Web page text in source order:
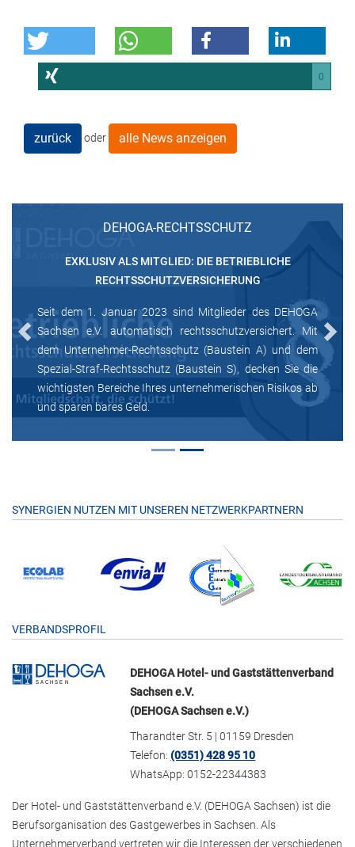
0
zurück oder alle News anzeigen
DEHOGA-RECHTSSCHUTZ
EXKLUSIV ALS MITGLIED: DIE BETRIEBLICHE
RECHTSSCHUTZVERSICHERUNG
Seit dem 1. Januar 2023 sind Mitglieder des DEHOGA
Sachsen e.V. automatisch rechtsschutzversichert. Mit
dem Unternehmer-Rechtsschutz (Baustein A) und dem
Spezial-Straf-Rechtsschutz (Baustein S), decken Sie die
wichtigsten Bereiche Ihres unternehmerischen Risikos ab
und sparen bares Geld.
Previous Next
SYNERGIEN NUTZEN MIT UNSEREN NETZWERKPARTNERN
VERBANDSPROFIL
DEHOGA Hotel- und Gaststättenverband
Sachsen e.V.
(DEHOGA Sachsen e.V.)
Tharandter Str. 5 | 01159 Dresden
Telefon:(0351) 428 95 10
WhatsApp: 0152-22344383
Der Hotel- und Gaststättenverband e.V. (DEHOGA Sachsen) ist die
Berufsorganisation des Gastgewerbes in Sachsen. Als
Unternehmerverband vertreten wir die Interessen der verschiedenen